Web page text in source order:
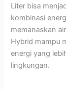
Liter bisa
kombinasi
memanaskan
Hybrid mampu
energi yang
lingkungan.